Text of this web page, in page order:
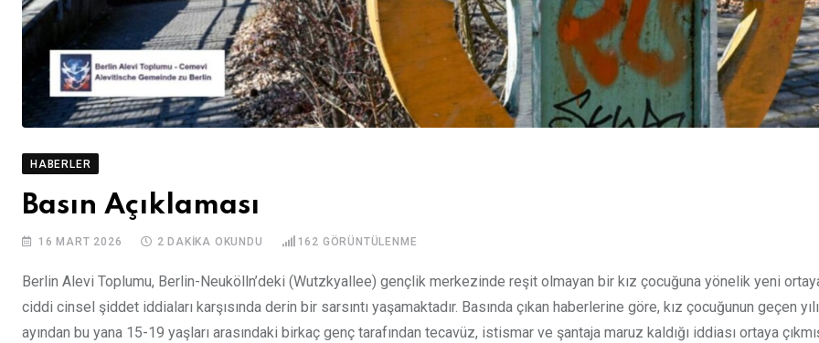
HABERLER
Basın Açıklaması
16 MART 2026 2 DAKIKA OKUNDU 162 GÖRÜNTÜLENME
Berlin Alevi Toplumu, Berlin-Neukölln’deki (Wutzkyallee) gençlik merkezinde reşit olmayan bir kız çocuğuna yönelik yeni
ciddi cinsel şiddet iddiaları karşısında derin bir sarsıntı yaşamaktadır. Basında çıkan haberlerine göre, kız çocuğunun geçen
ayından bu yana 15-19 yaşları arasındaki birkaç genç tarafından tecavüz, istismar ve şantaja maruz kaldığı iddiası ortaya